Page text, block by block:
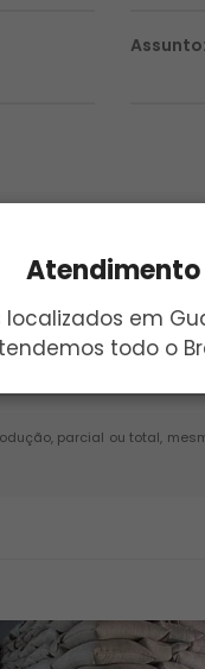
Atendimento
localizados em
todo o
Assunto:
parcial ou total,